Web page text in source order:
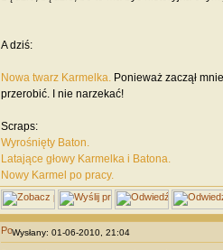
A dziś:
Nowa twarz Karmelka.Ponieważ zaczął
przerobić. I nie narzekać!
Scraps:
Wyrośnięty Baton.
Latające głowy Karmelka i Batona.
Nowy Karmel po pracy.
Wysłany: 01-06-2010, 21:04